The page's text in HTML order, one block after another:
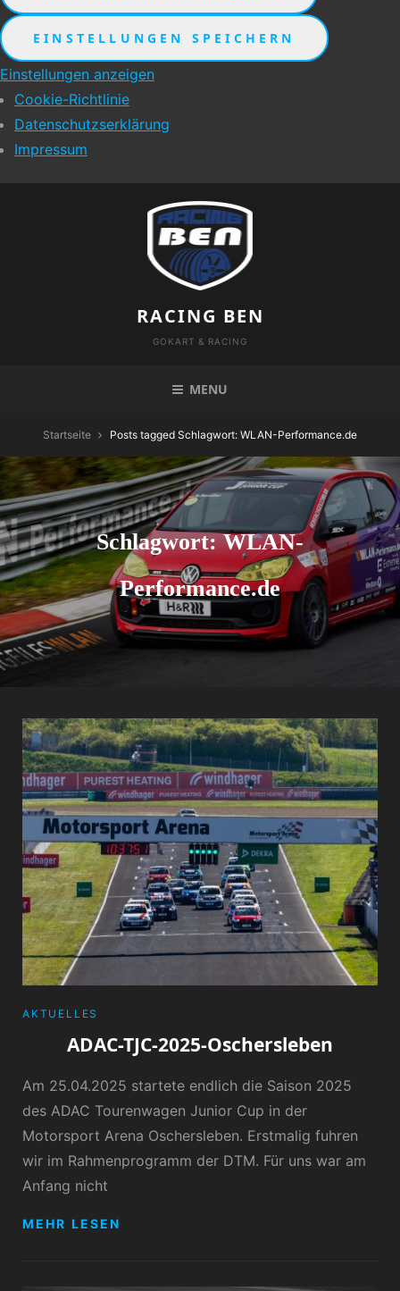
EINSTELLUNGEN SPEICHERN
Einstellungen anzeigen
Cookie-Richtlinie
Datenschutzserklärung
Impressum
RACING BEN
GOKART & RACING
MENU
Startseite Posts tagged Schlagwort: WLAN-Performance.de
Schlagwort:WLAN-
Performance.de
CATEGORIES
AKTUELLES
ADAC-TJC-2025-Oschersleben
Am 25.04.2025 startete endlich die Saison 2025
des ADAC Tourenwagen Junior Cup in der
Motorsport Arena Oschersleben. Erstmalig fuhren
wir im Rahmenprogramm der DTM. Für uns war am
Anfang nicht
MEHR LESEN